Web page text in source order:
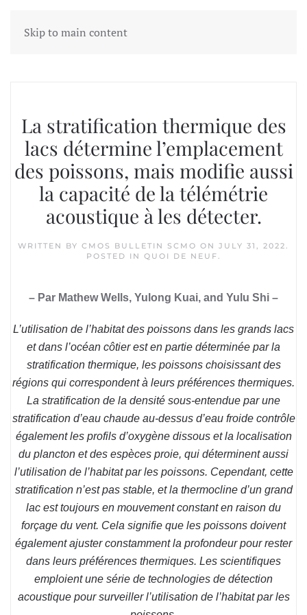
Skip to main content
Tag:yulong kuai
La stratification thermique des
lacs détermine l’emplacement
des poissons, mais modifie aussi
la capacité de la télémétrie
acoustique à les détecter.
WRITTEN BY CMOS BULLETIN SCMO ON JULY 31, 2022.
POSTED IN QUOI DE NEUF.
– Par Mathew Wells, Yulong Kuai, and Yulu Shi –
L’utilisation de l’habitat des poissons dans les grands lacs
et dans l’océan côtier est en partie déterminée par la
stratification thermique, les poissons choisissant des
régions qui correspondent à leurs préférences thermiques.
La stratification de la densité sous-entendue par une
stratification d’eau chaude au-dessus d’eau froide contrôle
également les profils d’oxygène dissous et la localisation
du plancton et des espèces proie, qui déterminent aussi
l’utilisation de l’habitat par les poissons. Cependant, cette
stratification n’est pas stable, et la thermocline d’un grand
lac est toujours en mouvement constant en raison du
forçage du vent. Cela signifie que les poissons doivent
également ajuster constamment la profondeur pour rester
dans leurs préférences thermiques. Les scientifiques
emploient une série de technologies de détection
acoustique pour surveiller l’utilisation de l’habitat par les